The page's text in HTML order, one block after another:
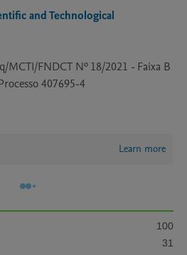
and Technological
MCTI/FNDCT Nº 18/2021 - Faixa B
407695-4
Learn more
100
31